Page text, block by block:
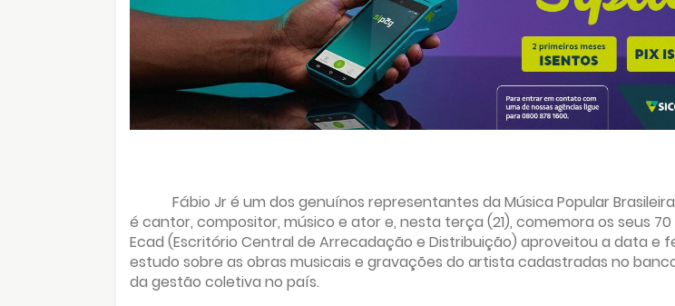
Fábio Jr é um dos genuínos representantes da Música Popular
é cantor, compositor, músico e ator e, nesta terça (21), comemora os seus 70
Ecad (Escritório Central de Arrecadação e Distribuição) aproveitou a data e
estudo sobre as obras musicais e gravações do artista cadastradas no
da gestão coletiva no país.